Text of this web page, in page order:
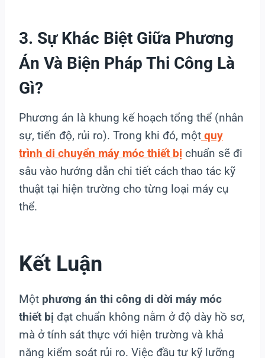
3. Sự Khác Biệt Giữa Phương
Án Và Biện Pháp Thi Công Là
Gì?
Phương án là khung kế hoạch tổng thể (nhân
sự, tiến độ, rủi ro). Trong khi đó, một quy
trình di chuyển máy móc thiết bị chuẩn sẽ đi
sâu vào hướng dẫn chi tiết cách thao tác kỹ
thuật tại hiện trường cho từng loại máy cụ
thể.
Kết Luận
Một phương án thi công di dời máy móc
thiết bị đạt chuẩn không nằm ở độ dày hồ sơ,
mà ở tính sát thực với hiện trường và khả
năng kiểm soát rủi ro. Việc đầu tư kỹ lưỡng